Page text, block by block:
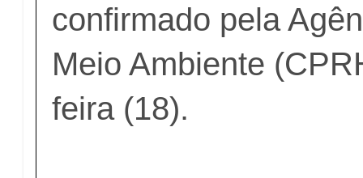
confirmado pela
Meio Ambiente
feira (18).